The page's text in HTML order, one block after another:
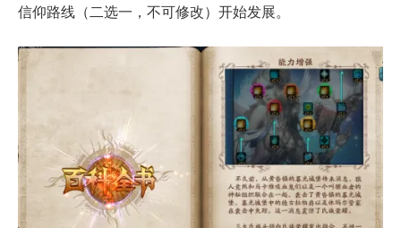
信仰路线（二选一，不可修改）开始发展。